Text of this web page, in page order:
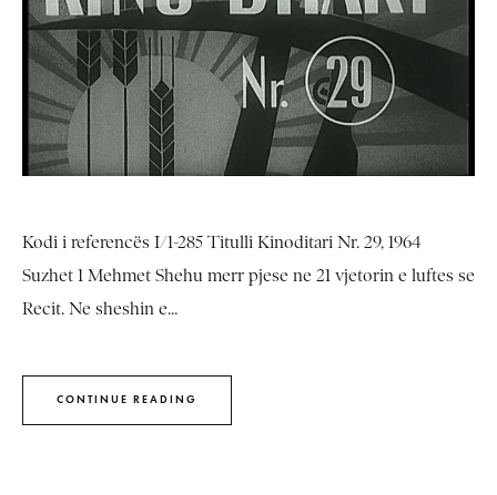
Kodi i referencës I/1-285 Titulli Kinoditari Nr. 29, 1964
Suzhet 1 Mehmet Shehu merr pjese ne 21 vjetorin e luftes se
Recit. Ne sheshin e...
CONTINUE READING